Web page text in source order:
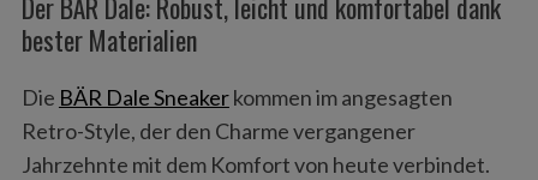
bester Materialien
Die BÄR Dale Sneakerkommen im angesagten
Retro-Style, der den Charme vergangener
Jahrzehnte mit dem Komfort von heute verbindet.